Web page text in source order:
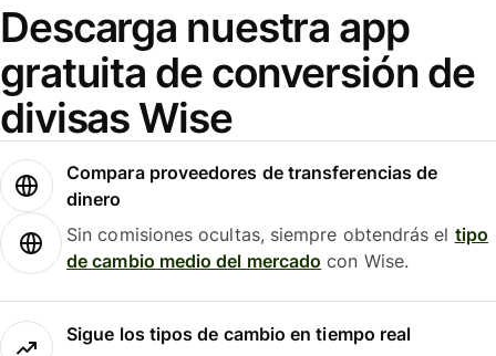
Descarga nuestra app
gratuita de conversión de
divisas Wise
Compara proveedores de transferencias de
dinero
Sin comisiones ocultas, siempre obtendrás el tipo
de cambio medio del mercado con Wise.
Sigue los tipos de cambio en tiempo real